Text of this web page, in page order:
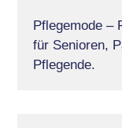
Pflegemode –
für Senioren,
Pflegende.